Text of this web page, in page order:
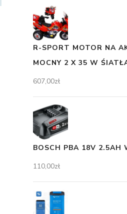
R-SPORT MOTOR NA
MOCNY 2 X 35 W
607,00zł
BOSCH PBA 18V 2.5AH
110,00zł